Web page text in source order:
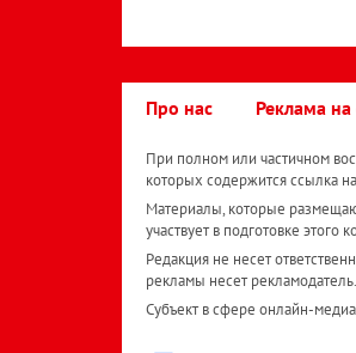
Про нас Реклама на
При полном или частичном
которых содержится ссылка
Материалы, которые
участвует в подготовке этого
Редакция не несет
рекламы несет рекламодатель.
Субъект в сфере онлайн-